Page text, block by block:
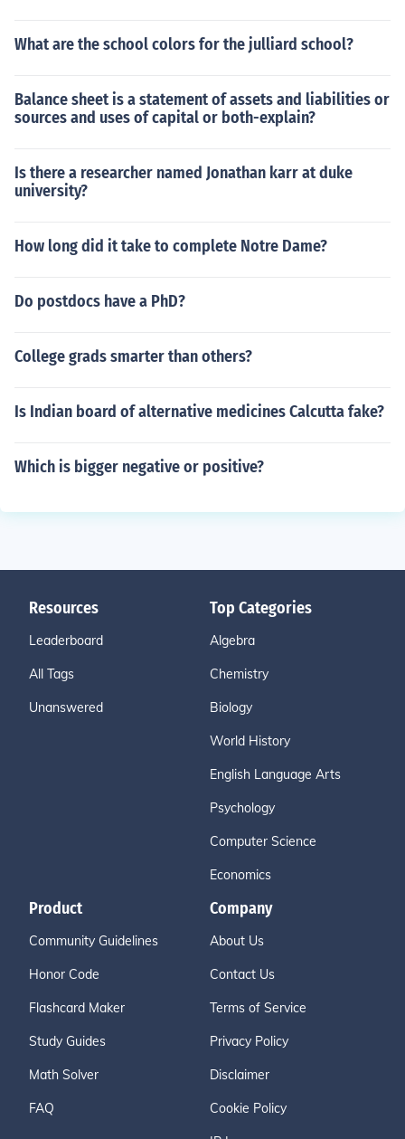
What are the school colors for the julliard school?
Balance sheet is a statement of assets and liabilities or
sources and uses of capital or both-explain?
Is there a researcher named Jonathan karr at duke
university?
How long did it take to complete Notre Dame?
Do postdocs have a PhD?
College grads smarter than others?
Is Indian board of alternative medicines Calcutta fake?
Which is bigger negative or positive?
Resources
Leaderboard
All Tags
Unanswered
Top Categories
Algebra
Chemistry
Biology
World History
English Language Arts
Psychology
Computer Science
Economics
Product
Community Guidelines
Honor Code
Flashcard Maker
Study Guides
Math Solver
FAQ
Company
About Us
Contact Us
Terms of Service
Privacy Policy
Disclaimer
Cookie Policy